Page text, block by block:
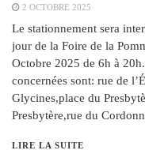
2 OCTOBRE 2025
Le stationnement sera
jour de la Foire de la
Octobre 2025 de 6h à
concernées sont: rue de
Glycines,place du
Presbytère,rue du
LIRE LA SUITE